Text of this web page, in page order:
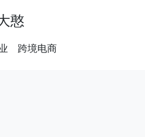
憨
跨境电商